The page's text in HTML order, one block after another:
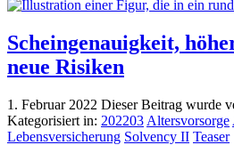
Scheingenauigkeit,
neue Risiken
1. Februar 2022 Dieser Beitrag wurde
Kategorisiert in: 202203 Altersvorsorge
Lebensversicherung Solvency II Teaser